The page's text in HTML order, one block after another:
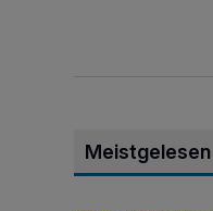
Meistgelesen